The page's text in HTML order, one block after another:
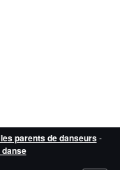
parents de danseurs-